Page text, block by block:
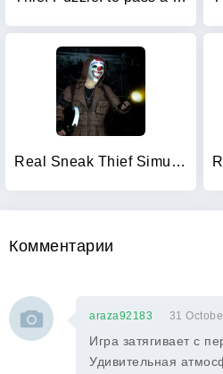
Real Sneak Thief Simulator 3D
Комментарии
araza92183 31
Игра затягивает с
Удивительная